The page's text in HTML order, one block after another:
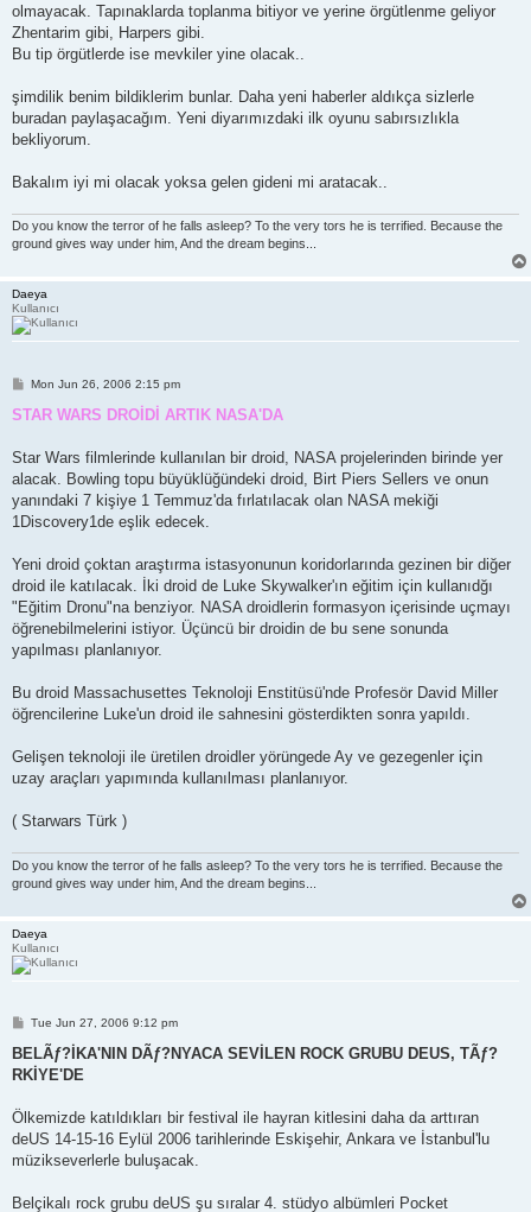
olmayacak. Tapınaklarda toplanma bitiyor ve yerine örgütlenme geliyor
Zhentarim gibi, Harpers gibi.
Bu tip örgütlerde ise mevkiler yine olacak..
şimdilik benim bildiklerim bunlar. Daha yeni haberler aldıkça sizlerle
buradan paylaşacağım. Yeni diyarımızdaki ilk oyunu sabırsızlıkla
bekliyorum.
Bakalım iyi mi olacak yoksa gelen gideni mi aratacak..
Do you know the terror of he falls asleep? To the very tors he is terrified. Because the
ground gives way under him, And the dream begins...
Daeya
Kullanıcı
P
s
Mon Jun 26, 2006 2:15 pm
STAR WARS DROİDİ ARTIK NASA'DA
Star Wars filmlerinde kullanılan bir droid, NASA projelerinden birinde yer
alacak. Bowling topu büyüklüğündeki droid, Birt Piers Sellers ve onun
yanındaki 7 kişiye 1 Temmuz'da fırlatılacak olan NASA mekiği
1Discovery1de eşlik edecek.
Yeni droid çoktan araştırma istasyonunun koridorlarında gezinen bir diğer
droid ile katılacak. İki droid de Luke Skywalker'ın eğitim için kullanıdğı
"Eğitim Dronu"na benziyor. NASA droidlerin formasyon içerisinde uçmayı
öğrenebilmelerini istiyor. Üçüncü bir droidin de bu sene sonunda
yapılması planlanıyor.
Bu droid Massachusettes Teknoloji Enstitüsü'nde Profesör David Miller
öğrencilerine Luke'un droid ile sahnesini gösterdikten sonra yapıldı.
Gelişen teknoloji ile üretilen droidler yörüngede Ay ve gezegenler için
uzay araçları yapımında kullanılması planlanıyor.
( Starwars Türk )
Do you know the terror of he falls asleep? To the very tors he is terrified. Because the
ground gives way under him, And the dream begins...
Daeya
Kullanıcı
P
s
Tue Jun 27, 2006 9:12 pm
BELÃƒ?İKA'NIN DÃƒ?NYACA SEVİLEN ROCK GRUBU DEUS, TÃƒ?
RKİYE'DE
Ölkemizde katıldıkları bir festival ile hayran kitlesini daha da arttıran
deUS 14-15-16 Eylül 2006 tarihlerinde Eskişehir, Ankara ve İstanbul'lu
müzikseverlerle buluşacak.
Belçikalı rock grubu deUS şu sıralar 4. stüdyo albümleri Pocket